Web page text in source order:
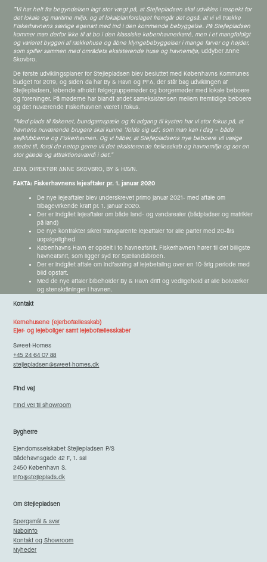
”Vi har helt fra begyndelsen lagt stor vægt på, at Stejlepladsen skal udvikles i respekt for
det lokale og maritime miljø, og af lokalplanforslaget fremgår det også, at vi vil trække
Fiskerhavnens særlige egenart med ind i den kommende bebyggelse. På Stejlepladsen
kommer man derfor ikke til at bo i den klassiske københavnerkarré, men i et mangfoldigt
og varieret byggeri af rækkehuse og åbne klyngebebyggelser i mange farver og højder,
som spiller sammen med områdets eksisterende huse og havnemiljø,uddyber Anne
Skovbro.
De første udviklingsplaner for Stejlepladsen blev besluttet med Københavns Kommunes
budget for 2019, og siden da har By & Havn og PFA, der står bag udviklingen af
Stejlepladsen, løbende afholdt følgegruppemøder og borgermøder med lokale beboere
og foreninger. På møderne har blandt andet sameksistensen mellem fremtidige beboere
og det nuværende Fiskerhavnen været i fokus.
“Med plads til fiskenet, bundgarnspæle og fri adgang til kysten har vi stor fokus på, at
havnens nuværende brugere skal kunne ’folde sig ud’, som man kan i dag – både
sejlklubberne og Fiskerhavnen. Og vi håber, at Stejlepladsens nye beboere vil vælge
stedet til, fordi de netop gerne vil det eksisterende fællesskab og havnemiljø og ser en
stor glæde og attraktionsværdi i det.”
ADM. DIREKTØR ANNE SKOVBRO, BY & HAVN.
FAKTA: Fiskerhavnens lejeaftaler pr. 1. januar 2020
De nye lejeaftaler blev underskrevet primo januar 2021- med aftale om
tilbagevirkende kraft pr. 1. januar 2020.
Der er indgået lejeaftaler om både land- og vandarealer (bådpladser og matrikler
på land)
De nye kontrakter sikrer transparente lejeaftaler for alle parter med 20-års
uopsigelighed
Københavns Havn er opdelt i to havneafsnit. Fiskerhavnen hører til det billigste
havneafsnit, som ligger syd for Sjællandsbroen.
Der er indgået aftale om indfasning af lejebetaling over en 10-årig periode med
blid opstart.
Med de nye aftaler bibeholder By & Havn drift og vedligehold af alle bolværker
og stenskråninger i havnen.
Kontakt
Kernehusene (ejerbofællesskab)
Ejer- og lejeboliger samt lejebofællesskaber
Sweet-Homes
+45 24 64 07 88
stejlepladsen@sweet-homes.dk
Find vej
Find vej til showroom
Bygherre
Ejendomsselskabet Stejlepladsen P/S
Bådehavnsgade 42 F, 1. sal
2450 København S.
info@stejleplads.dk
Om Stejlepladsen
Spørgsmål & svar
Naboinfo
Kontakt og Showroom
Nyheder